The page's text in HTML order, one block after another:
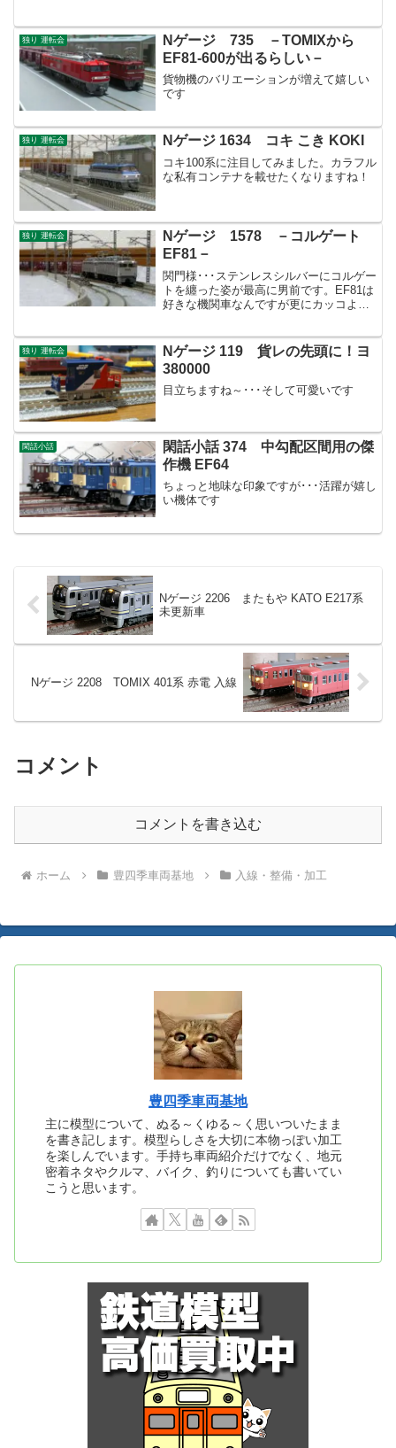
独り 運転会
Nゲージ 735 －TOMIXから
EF81-600が出るらしい－
貨物機のバリエーションが増えて嬉しい
です
独り 運転会 Nゲージ 1634 コキ こき KOKI
コキ100系に注目してみました。カラフル
な私有コンテナを載せたくなりますね！
独り 運転会
Nゲージ 1578 －コルゲート
EF81－
関門様･･･ステンレスシルバーにコルゲー
トを纏った姿が最高に男前です。EF81は
好きな機関車なんですが更にカッコよく
欠かせない機関車ですね。
独り 運転会
Nゲージ 119 貨レの先頭に！ヨ
380000
目立ちますね～･･･そして可愛いです
閑話小話
閑話小話 374 中勾配区間用の傑
作機 EF64
ちょっと地味な印象ですが･･･活躍が嬉し
い機体です
Nゲージ 2206 またもや KATO E217系
未更新車
Nゲージ 2208 TOMIX 401系 赤電 入線
コメント
コメントを書き込む
ホーム 豊四季車両基地 入線・整備・加工
豊四季車両基地
主に模型について、ぬる～くゆる～く思いついたまま
を書き記します。模型らしさを大切に本物っぽい加工
を楽しんでいます。手持ち車両紹介だけでなく、地元
密着ネタやクルマ、バイク、釣りについても書いてい
こうと思います。